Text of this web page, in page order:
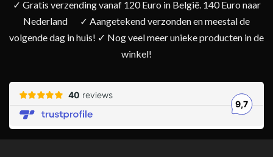
✓ Gratis verzending vanaf 120 Euro in België. 140 Euro naar
Nederland
✓ Aangetekend verzonden en meestal de
volgende dag in huis! ✓ Nog veel meer unieke producten in de
winkel!